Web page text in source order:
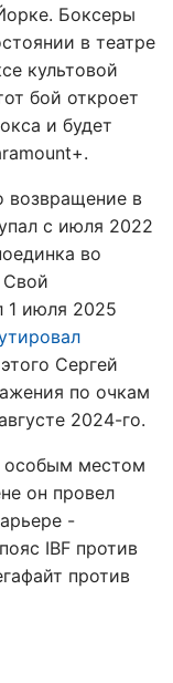
Боксеры
в театре
культовой
бой откроет
и будет
возвращение в
с июля 2022
во
Свой
1 июля 2025
Сергей
по очкам
2024-го.
особым местом
он провел
-
IBF против
против